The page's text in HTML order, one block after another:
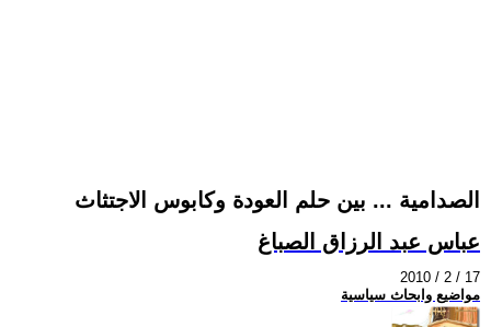
الصدامية ... بين حلم العودة وكابوس الاجتثاث
عباس عبد الرزاق الصباغ
2010 / 2 / 17
مواضيع وابحاث سياسية